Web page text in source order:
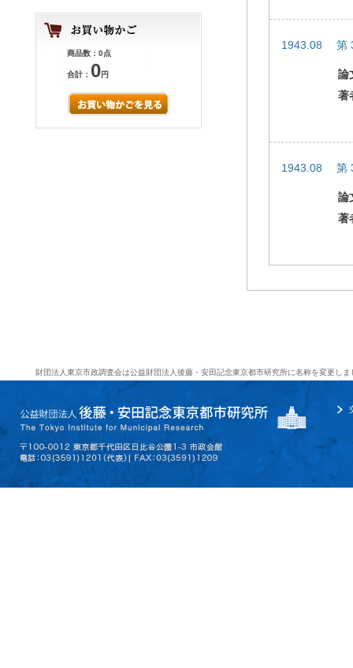
商品数：0点
合計： 0円
1943.08 第
論
著
1943.08 第
論
著
財団法人東京市政調査会は公益財団法人後藤・安田記念東京都市研究所に名称を変更しま